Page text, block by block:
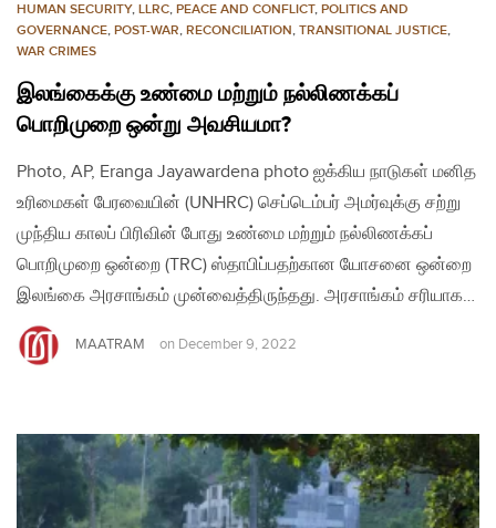
HUMAN SECURITY, LLRC, PEACE AND CONFLICT, POLITICS AND
GOVERNANCE, POST-WAR, RECONCILIATION, TRANSITIONAL JUSTICE,
WAR CRIMES
இலங்கைக்கு உண்மை மற்றும் நல்லிணக்கப்
பொறிமுறை ஒன்று அவசியமா?
Photo, AP, Eranga Jayawardena photo ஐக்கிய நாடுகள் மனித
உரிமைகள் பேரவையின் (UNHRC) செப்டெம்பர் அமர்வுக்கு சற்று
முந்திய காலப் பிரிவின் போது உண்மை மற்றும் நல்லிணக்கப்
பொறிமுறை ஒன்றை (TRC) ஸ்தாபிப்பதற்கான யோசனை ஒன்றை
இலங்கை அரசாங்கம் முன்வைத்திருந்தது. அரசாங்கம் சரியாக…
MAATRAM on December 9, 2022